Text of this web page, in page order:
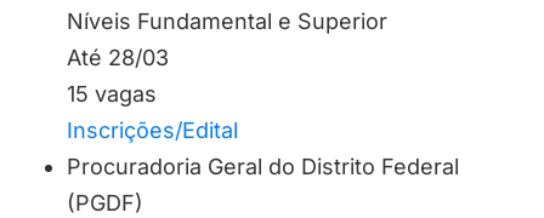
Níveis Fundamental e Superior
Até 28/03
15 vagas
Inscrições/Edital
Procuradoria Geral do Distrito Federal
(PGDF)